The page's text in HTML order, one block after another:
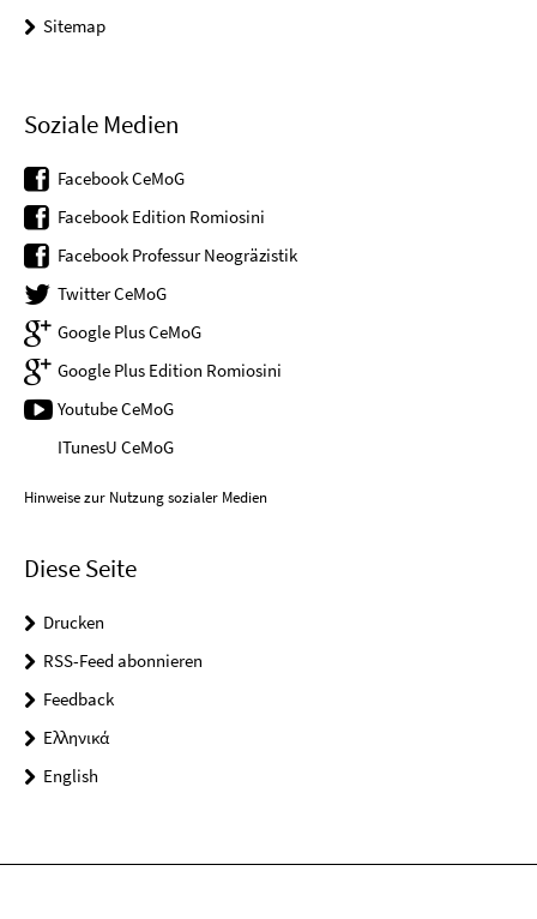
Sitemap
Soziale Medien
Facebook CeMoG
Facebook Edition Romiosini
Facebook Professur Neogräzistik
Twitter CeMoG
Google Plus CeMoG
Google Plus Edition Romiosini
Youtube CeMoG
ITunesU CeMoG
Hinweise zur Nutzung sozialer Medien
Diese Seite
Drucken
RSS-Feed abonnieren
Feedback
Ελληνικά
English